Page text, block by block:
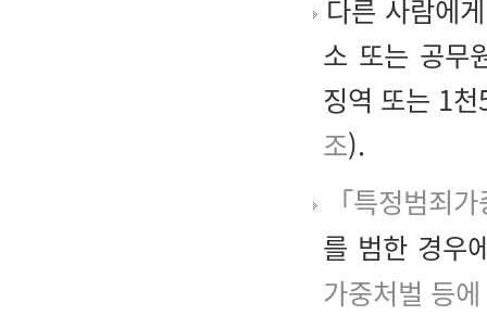
다른 사람에
소 또는 공무
징역 또는 1
조).
「특정범죄
를 범한 경우
가중처벌 등